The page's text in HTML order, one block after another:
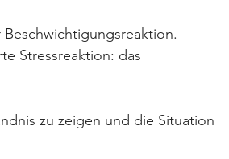
Stressreaktion: das
zu zeigen und die Situation